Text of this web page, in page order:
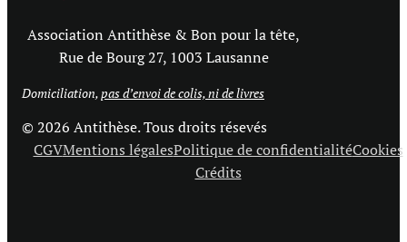
Association Antithèse & Bon pour la tête,
Rue de Bourg 27, 1003 Lausanne
Domiciliation, pas d’envoi de colis, ni de livres
© 2026 Antithèse. Tous droits résevés
CGVMentions légalesPolitique de confidentialitéCookies
Crédits